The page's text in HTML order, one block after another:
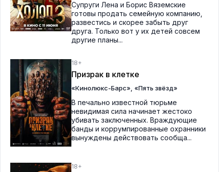
Супруги Лена и Борис Вяземские
готовы продать семейную компанию,
развестись и скорее забыть друг
друга. Только вот у их детей совсем
другие планы...
18+
Призрак в клетке
«Кинолюкс-Барс» «Пять звёзд»
В печально известной тюрьме
невидимая сила начинает жестоко
убивать заключенных. Враждующие
банды и коррумпированные охранники
вынуждены действовать сообща...
18+